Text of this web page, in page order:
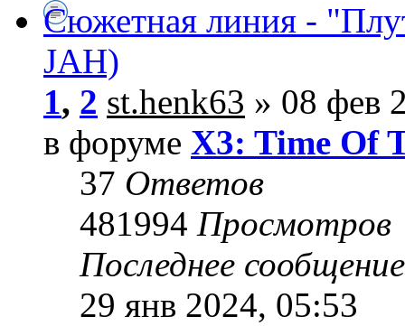
Сюжетная линия -
JAH)
1, 2 st.henk63 » 08 фев
в форуме X3: Time Of
37 Ответов
481994 Просмотров
Последнее
29 янв 2024, 05:53